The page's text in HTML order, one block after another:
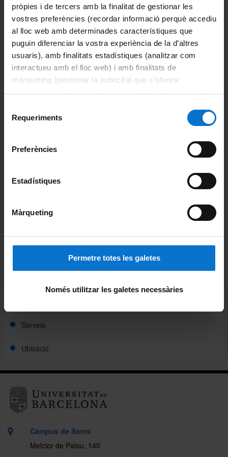
pròpies i de tercers amb la finalitat de gestionar les
vostres preferències (recordar informació perquè accediu
al lloc web amb determinades característiques que
puguin diferenciar la vostra experiència de la d’altres
usuaris), amb finalitats estadístiques (analitzar com
interactueu amb el lloc web) i amb finalitats de
màrqueting (gestionar la publicitat que s’ofereix
adequant-la en funció dels vostres hàbits de navegació).
consultar laPolítica de galetes del lloc web de la
Requeriments
Preferències
Estadístiques
Màrqueting
Permetre totes les galetes
Només utilitzar les galetes necessàries
La unitat
Serveis
Ubicació
totalment on-line a través de l'aplicació de gestió de la
mobilitat internacional.
Comparteix-ho:
Imprimeix
Portal d'estudiants
Alumni UB
Directori institucional
Campus de Sants
Melcior de Palau, 140